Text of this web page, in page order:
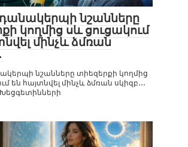
նշանները
կողմից սև ցուցակում
մինչև ձմռան
նշանները տիեզերքի կողմից
են հայտնվել մինչև ձմռան սկիզբ․․․